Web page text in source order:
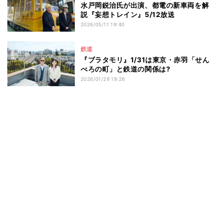
水戸岡鋭治氏が出演、都電の新車両を解
説『妄想トレイン』5/12放送
2026/05/11 19:40
鉄道
『ブラタモリ』1/31は東京・赤羽「せん
べろの町」と鉄道の関係は?
2026/01/29 19:26